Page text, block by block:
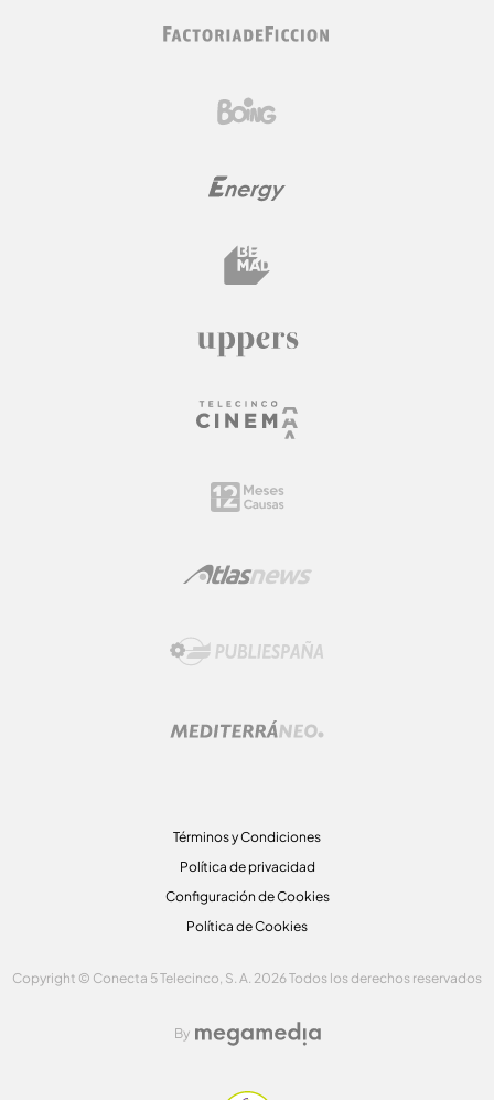
Términos y Condiciones
Política de privacidad
Configuración de Cookies
Política de Cookies
Copyright © Conecta 5 Telecinco, S. A. 2026 Todos los derechos reservados
By